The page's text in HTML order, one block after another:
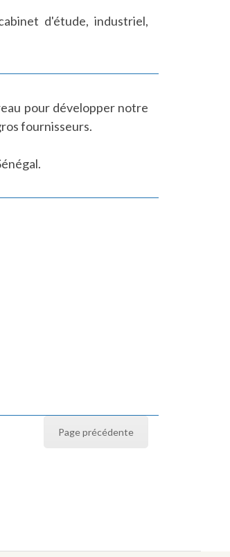
d'étude, industriel,
pour développer notre
fournisseurs.
Page précédente